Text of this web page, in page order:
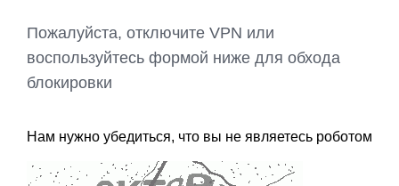
Пожалуйста, отключите VPN или
воспользуйтесь формой ниже для обхода
блокировки
Нам нужно убедиться, что вы не являетесь роботом